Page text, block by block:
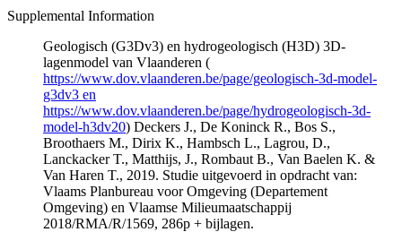
Supplemental Information
Geologisch (G3Dv3) en hydrogeologisch (H3D) 3D-
lagenmodel van Vlaanderen (
https://www.dov.vlaanderen.be/page/geologisch-3d-model-
g3dv3 en
https://www.dov.vlaanderen.be/page/hydrogeologisch-3d-
model-h3dv20) Deckers J., De Koninck R., Bos S.,
Broothaers M., Dirix K., Hambsch L., Lagrou, D.,
Lanckacker T., Matthijs, J., Rombaut B., Van Baelen K. &
Van Haren T., 2019. Studie uitgevoerd in opdracht van:
Vlaams Planbureau voor Omgeving (Departement
Omgeving) en Vlaamse Milieumaatschappij
2018/RMA/R/1569, 286p + bijlagen.